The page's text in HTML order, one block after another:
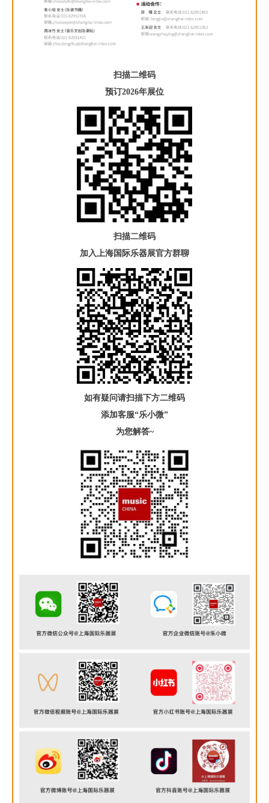
扫描二维码
预订2026年展位
扫描二维码
加入上海国际乐器展官方群聊
如有疑问请扫描下方二维码
添加客服“乐小微”
为您解答~